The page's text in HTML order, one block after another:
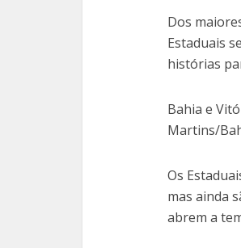
Dos
Estaduais
histórias
Bahia e
Martins/
Os
mas ainda
abrem a